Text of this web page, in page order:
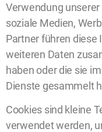
Verwendung
soziale Medien,
Partner führen
weiteren Daten
haben oder die sie
Dienste gesammelt
Cookies sind kleine
verwendet werden,